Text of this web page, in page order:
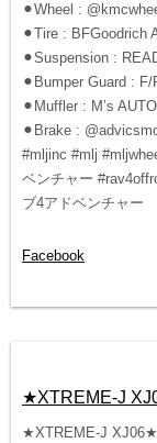
⚫︎Wheel :
⚫︎Tire : BFGoodrich
⚫︎Suspension :
⚫︎Bumper Guard : F/
⚫︎Muffler : M’s AUTO
⚫︎Brake :
#mljinc #mlj
ベンチャー
ブ4アドベンチャー
Facebook
★XTREME-J
★XTREME-J XJ06★